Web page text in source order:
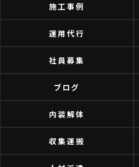
施工事例
運用代行
社員募集
ブログ
内装解体
収集運搬